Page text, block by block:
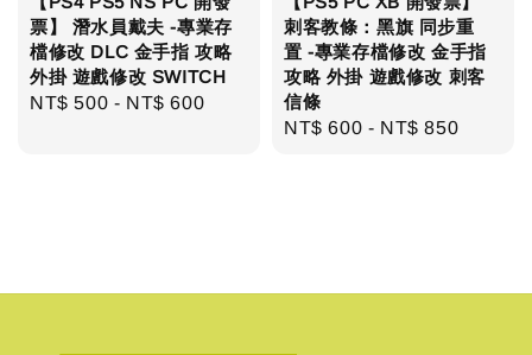
票】 潛水員戴夫 -專業存
檔修改 DLC 金手指 攻略
外掛 遊戲修改 SWITCH
Regular
NT$ 500 - NT$ 600
刺客教條：黑旗 同步重
置 -專業存檔修改 金手指
攻略 外掛 遊戲修改 刺客
信條
Regular
NT$ 600 - NT$ 850